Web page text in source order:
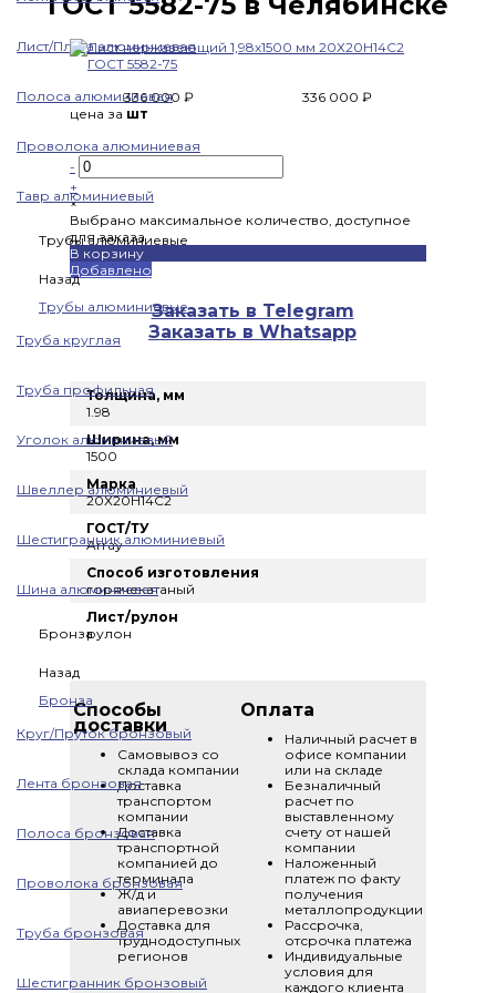
Лист/Плита алюминиевая
Полоса алюминиевая
Проволока алюминиевая
Тавр алюминиевый
Трубы алюминиевые
Назад
Трубы алюминиевые
Труба круглая
Труба профильная
Уголок алюминиевый
Швеллер алюминиевый
Шестигранник алюминиевый
Шина алюминиевая
Бронза
Назад
Бронза
Круг/Пруток бронзовый
Лента бронзовая
Полоса бронзовая
Проволока бронзовая
Труба бронзовая
Шестигранник бронзовый
336 000 ₽
336 000 ₽
цена за шт
-
+
×
Выбрано максимальное количество, доступное
для заказа
В корзину
Добавлено
Заказать в Telegram
Заказать в Whatsapp
Толщина, мм
1.98
Ширина, мм
1500
Марка
20Х20Н14C2
ГОСТ/ТУ
Array
Способ изготовления
горячекатаный
Лист/рулон
рулон
Способы
доставки
Самовывоз со
склада компании
Доставка
транспортом
компании
Доставка
транспортной
компанией до
терминала
Ж/д и
авиаперевозки
Доставка для
труднодоступных
регионов
Оплата
Наличный расчет в
офисе компании
или на складе
Безналичный
расчет по
выставленному
счету от нашей
компании
Наложенный
платеж по факту
получения
металлопродукции
Рассрочка,
отсрочка платежа
Индивидуальные
условия для
каждого клиента